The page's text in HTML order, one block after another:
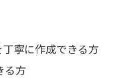
寧に作成できる方
る方